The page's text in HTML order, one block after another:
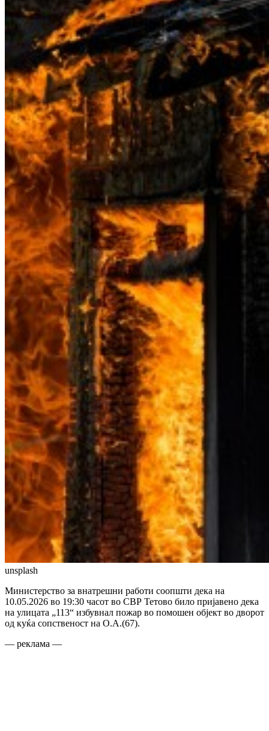
unsplash
Министерство за внатрешни работи соопшти дека на
10.05.2026 во 19:30 часот во СВР Тетово било пријавено дека
на улицата „113“ избувнал пожар во помошен објект во дворот
од куќа сопственост на О.А.(67).
— реклама —